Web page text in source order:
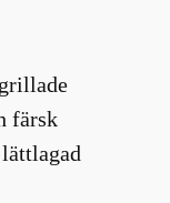
färsk